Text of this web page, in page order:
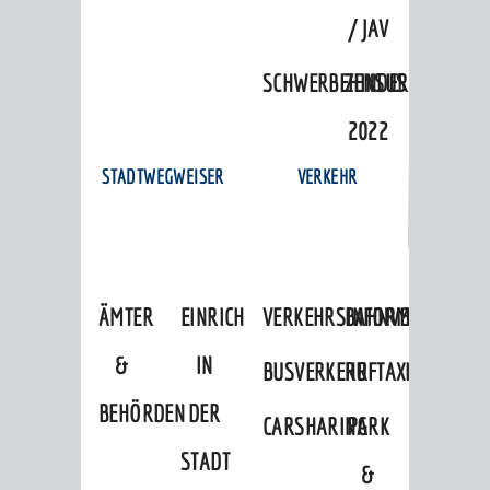
/ JAV
ZENSUS
2022
STADTWEGWEISER
ÄMTER
&
BEHÖRDEN
EINRICHTUNGEN
IN
DER
STADT
VERKEHR
VERKEHRSINFORMATIONEN
BAHNVERKEHR
BUSVERKEHRRUFTAXI
CARSHARINGPARK
&